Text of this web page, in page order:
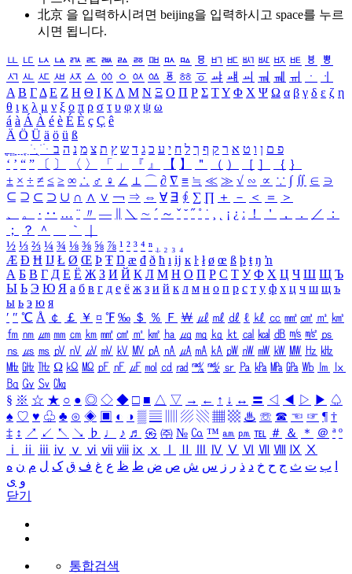
北京 을 입력하시려면 beijing을 입력하시고 space를 누르
시면 됩니다.
ㅥ ㅦ ㅧ ㅨ ㅩ ㅪ ㅫ ㅬ ㅭ ㅮ ㅯ ㅰ ㅱ ㅲ ㅳ ㅴ ㅵ ㅶ ㅷ ㅸ
ㅹ
ㅺ ㅻ ㅼ ㅽ ㅾ ㅿ ㆀ ㆁ ㆂ ㆃ ㆄ ㆅ ㆆ ㆇ ㆈ ㆉ ㆊ ㆋ ㆌ ㆍ
ㆎ
Α Β ΓΔ Ε Ζ Η Θ Ι ΚΛ Μ Ν Ξ Ο Π Ρ Σ ΤΥ Φ Χ Ψ Ω α β γ δ ε ζ η
θ ι κ λ μ ν ξ ο π ρ σ τ υ φ χ ψ ω
á à Á À é è É È ç Ç ê
Ä Ö Ü ä ö ü ß
ִֶֹ ֻּ ׁׂ פ ם ן ו ט א ר ק ף ך ל ח י ע כ ג ד ש ץ ת צ מ נ ה ב
‘ ’ “ ” 〔 〕 〈 〉 「 」 『 』 【 】 ＂ （ ） ［ ］ ｛ ｝
± × ÷ ≠ ≤ ≥ ∞ ∴ ♂ ♀ ∠ ⊥ ⌒ ∂ ∇ ≡ ≒ ≪ ≫ √ ∽ ∝ ∵ ∫ ∬ ∈ ∋
⊆ ⊇ ⊂ ⊃ ∪ ∩ ∧ ∨ ￢ ⇒ ⇔ ∀ ∃ ∮ ∑ ∏ ＋ － ＜ ＝
＞
、
。 · ‥ … ¨ 〃 ― ＼ ∼ ´ ～ ˇ ˘ ˝ ˚ ˙ ¸ ¡ ¿ ː ！ ＇ ， ． ／
：
；
？ ＾ ｀
½ ⅓ ⅔ ¼ ¾ ⅛ ⅜ ⅝ ⅞ ¹ ² ³ ⁴ ⁿ ₁ ₂ ₃ ₄
Æ Ð Ħ Ĳ Ł Ø Œ Þ Ŧ Ŋ æ đ ð ħ ı ĳ ĸ ŀ ł ø œ ß þ ŧ ŋ ŉ
А Б В Г Д Е Ё Ж З И Й К Л М Н О П Р С Т У Ф Х Ц Ч Ш Щ Ъ
Ы Ь Э Ю Я а б в г д е ё ж з и й к л м н о п р с т у ф х ц ч ш щ ъ
ы ь э ю я
′ ″ ℃ Å ￠ ￡ ￥ ¤ ℉ ‰ ＄ ％ Ｆ ￦ ㎕ ㎖ ㎗ ℓ ㎘ ㏄ ㎣ ㎤ ㎥ ㎦
㎙ ㎚ ㎛ ㎜ ㎝ ㎞ ㎟ ㎠ ㎡ ㎢ ㏊ ㎍ ㎎ ㎏ ㏏ ㎈ ㎉ ㏈ ㎧ ㎨ ㎰
㎱ ㎲ ㎳ ㎴ ㎵ ㎶ ㎷ ㎸ ㎹ ㎀ ㎁ ㎂ ㎃ ㎄ ㎺ ㎻ ㎽ ㎾ ㎿ ㎐ ㎑
㎒ ㎓ ㎔ Ω ㏀ ㏁ ㎊ ㎋ ㎌ ㏖ ㏅ ㎭ ㎮ ㎯ ㏛ ㎩ ㎪ ㎫ ㎬ ㏝ ㏐
㏓
㏃ ㏉ ㏜ ㏆
§ ※ ☆ ★ ○ ● ◎ ◇ ◆ □ ■ △ ▽ → ← ↑ ↓ ↔ 〓 ◁ ◀ ▷ ▶ ♤
♠ ♡ ♥ ♧ ♣ ⊙ ◈ ▣ ◐ ◑ ▒ ▤ ▨ ▧ ▦ ▩ ♨ ☏ ☎ ☜ ☞ ¶ †
‡ ↕ ↗ ↙ ↖ ↘ ♭ ♩ ♪ ♬ ㉿ ㈜ № ㏇ ™ ㏂ ㏘ ℡ ＃ ＆ ＊ ＠ ª º
ⅰ
ⅱ ⅲ ⅳ ⅴ ⅵ ⅶ ⅷ ⅸ ⅹ Ⅳ Ⅴ Ⅵ Ⅶ Ⅷ Ⅸ Ⅹ
ب ت ث ج ح خ د ذ ر ز س ش ص ض ط ظ ع غ ف ق ک ل م ن ه
و ی
닫기
통합검색